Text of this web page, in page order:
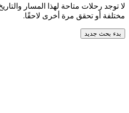
لا توجد رحلات متاحة لهذا المسار
مختلفة أو تحقق مرة أخرى لاحقًا.
بدء بحث جديد